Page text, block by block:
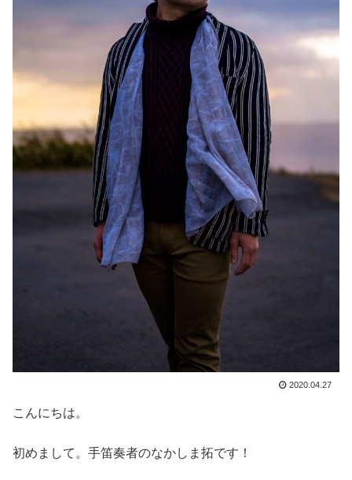
2020.04.27
こんにちは。
初めまして。手笛奏者のなかしま拓です！